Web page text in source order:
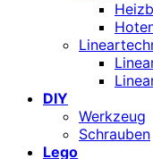
DIY
Werkzeug
Schrauben
Lego